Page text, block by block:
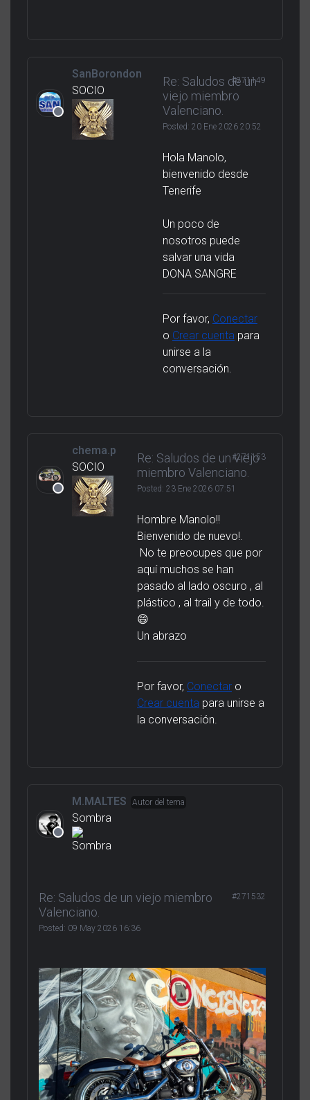
SanBorondon
SOCIO
Re: Saludos de un
viejo miembro
Valenciano.
Posted: 20 Ene 2026 20:52
#271149
Hola Manolo,
bienvenido desde
Tenerife
Un poco de
nosotros puede
salvar una vida
DONA SANGRE
Por favor, Conectar
o Crear cuenta para
unirse a la
conversación.
chema.p
SOCIO
Re: Saludos de un viejo
miembro Valenciano.
Posted: 23 Ene 2026 07:51
#271153
Hombre Manolo!!
Bienvenido de nuevo!.
No te preocupes que por
aquí muchos se han
pasado al lado oscuro , al
plástico , al trail y de todo.
😄
Un abrazo
Por favor, Conectar o
Crear cuenta para unirse a
la conversación.
M.MALTES Autor del tema
Sombra
Re: Saludos de un viejo miembro
Valenciano.
Posted: 09 May 2026 16:36
#271532